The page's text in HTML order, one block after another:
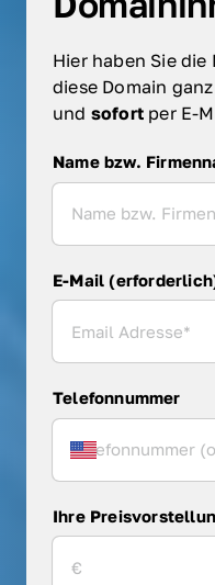
Hier haben Sie
diese Domain
und sofort per E-
Name bzw. Firmenname
Name bzw.
E-Mail
Telefonnummer
Ihre